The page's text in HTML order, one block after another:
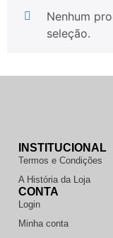
Nenhum
seleção.
INSTITUCIONAL
Termos e Condições
A História da Loja
CONTA
Login
Minha conta